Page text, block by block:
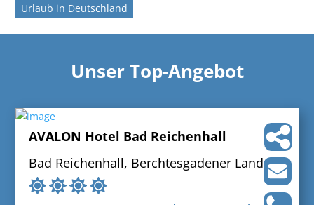
Urlaub in Deutschland
Unser Top-Angebot
AVALON Hotel Bad Reichenhall
Bad Reichenhall, Berchtesgadener Land